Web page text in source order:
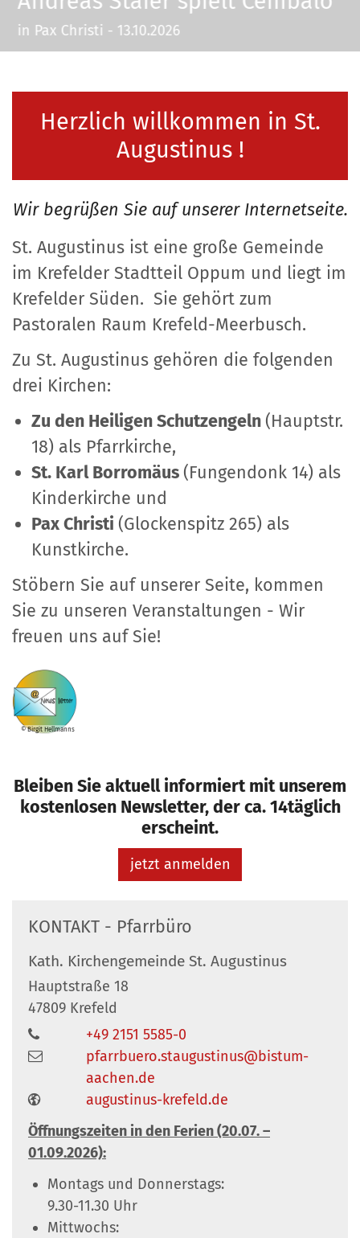
in Pax Christi - 13.10.2026
Herzlich willkommen in St.
Augustinus !
Wir begrüßen Sie auf unserer Internetseite.
St. Augustinus ist eine große Gemeinde
im Krefelder Stadtteil Oppum und liegt im
Krefelder Süden. Sie gehört zum
Pastoralen Raum Krefeld-Meerbusch.
Zu St. Augustinus gehören die folgenden
drei Kirchen:
Zu den Heiligen Schutzengeln (Hauptstr.
18) als Pfarrkirche,
St. Karl Borromäus (Fungendonk 14) als
Kinderkirche und
Pax Christi (Glockenspitz 265) als
Kunstkirche.
Stöbern Sie auf unserer Seite, kommen
Sie zu unseren Veranstaltungen - Wir
freuen uns auf Sie!
© Birgit Hellmanns
Bleiben Sie aktuell informiert mit unserem
kostenlosen Newsletter, der ca. 14täglich
erscheint.
jetzt anmelden
KONTAKT - Pfarrbüro
Kath. Kirchengemeinde St. Augustinus
Hauptstraße 18
47809 Krefeld
+49 2151 5585-0
pfarrbuero.staugustinus@bistum-
aachen.de
augustinus-krefeld.de
Öffnungszeiten in den Ferien (20.07. –
01.09.2026):
Montags und Donnerstags:
9.30-11.30 Uhr
Mittwochs: